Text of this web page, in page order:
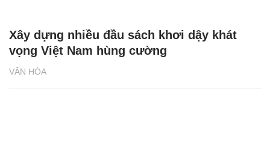
VĂN HÓA
Xây dựng nhiều đầu sách khơi dậy khát
vọng Việt Nam hùng cường